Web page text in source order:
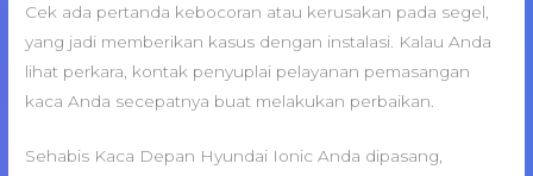
Cek ada pertanda kebocoran atau kerusakan pada segel,
yang jadi memberikan kasus dengan instalasi. Kalau Anda
lihat perkara, kontak penyuplai pelayanan pemasangan
kaca Anda secepatnya buat melakukan perbaikan.
Sehabis Kaca Depan Hyundai Ionic Anda dipasang,